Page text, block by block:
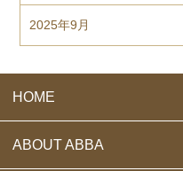
2025年9月
HOME
ABOUT ABBA